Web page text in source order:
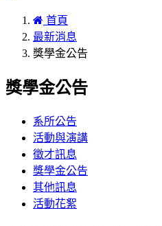
首頁
最新消息
獎學金公告
獎學金公告
系所公告
活動與演講
徵才訊息
獎學金公告
其他訊息
活動花絮